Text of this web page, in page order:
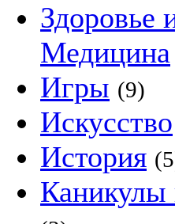
Здоровье
Медицина
Игры (9)
Искусство
История
Каникулы